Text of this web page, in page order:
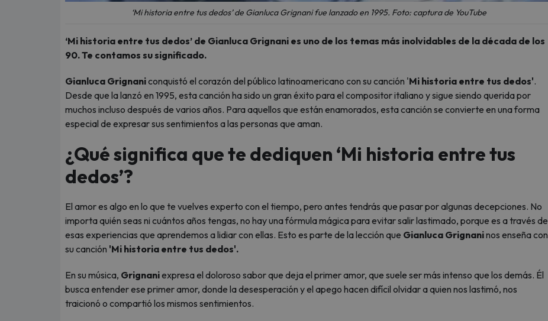
‘Mi historia entre tus dedos’ de Gianluca Grignani fue lanzado en 1995. Foto: captura de YouTube
‘Mi historia entre tus dedos’ de Gianluca Grignani es uno de los temas más inolvidables de la década de los
90. Te contamos su significado.
Gianluca Grignaniconquistó el corazón del público latinoamericano con su canción 'Mi historia entre tus dedos'.
Desde que la lanzó en 1995, esta canción ha sido un gran éxito para el compositor italiano y sigue siendo querida por
muchos incluso después de varios años. Para aquellos que están enamorados, esta canción se convierte en una forma
especial de expresar sus sentimientos a las personas que aman.
¿Qué significa que te dediquen ‘Mi historia entre tus
dedos’?
El amor es algo en lo que te vuelves experto con el tiempo, pero antes tendrás que pasar por algunas decepciones. No
importa quién seas ni cuántos años tengas, no hay una fórmula mágica para evitar salir lastimado, porque es a través de
esas experiencias que aprendemos a lidiar con ellas. Esto es parte de la lección que Gianluca Grignaninos enseña con
su canción 'Mi historia entre tus dedos'.
En su música, Grignaniexpresa el doloroso sabor que deja el primer amor, que suele ser más intenso que los demás. Él
busca entender ese primer amor, donde la desesperación y el apego hacen difícil olvidar a quien nos lastimó, nos
traicionó o compartió los mismos sentimientos.